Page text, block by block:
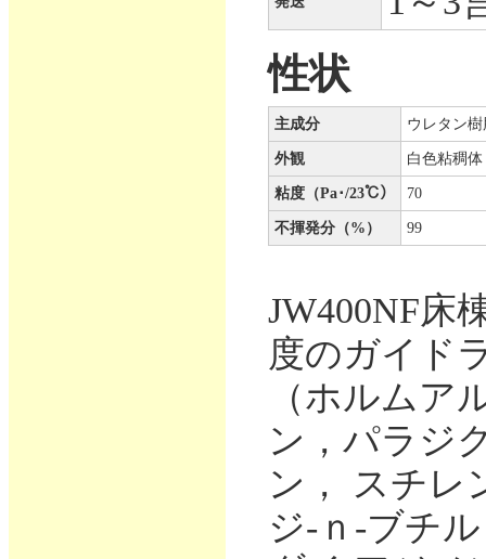
性状
主成分 ウレタン樹
外観 白色粘稠体
粘度（Pa･/23℃） 70
不揮発分（%） 99
JW400NF床
度のガイド
（ホルムア
ン，パラジ
ン， スチレ
ジ-ｎ-ブチ